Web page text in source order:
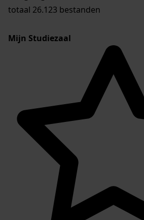
totaal 26.123 bestanden
Mijn Studiezaal